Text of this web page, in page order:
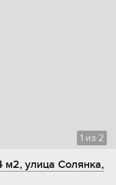
1 из 2
м2, улица Солянка,